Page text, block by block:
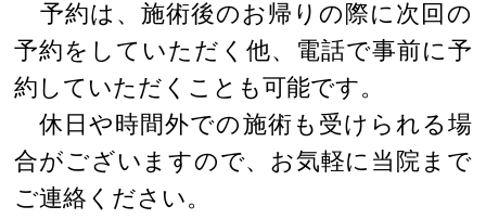
予約は、施術後のお帰りの際に次回の
予約をしていただく他、電話で事前に予
約していただくことも可能です。
休日や時間外での施術も受けられる場
合がございますので、お気軽に当院まで
ご連絡ください。